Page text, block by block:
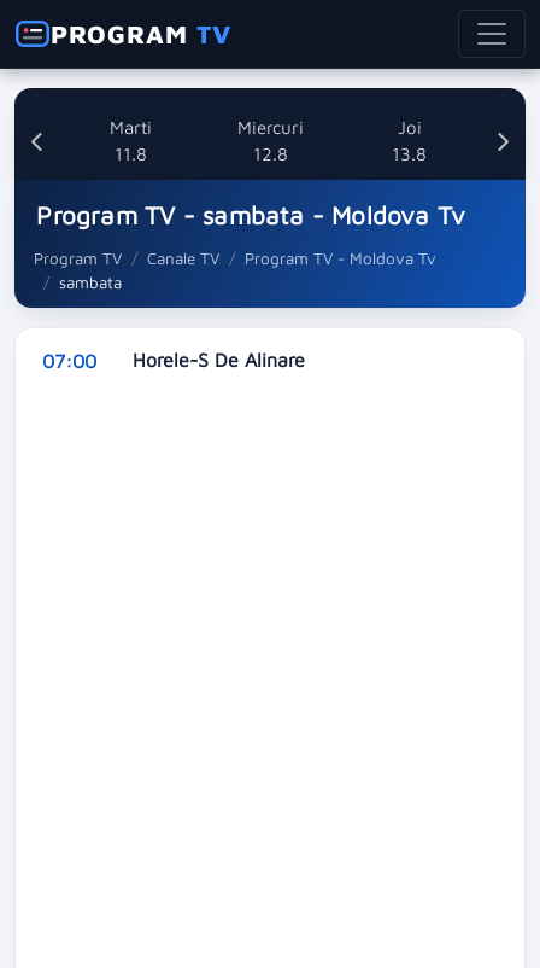
PROGRAMTV
Marti
11.8
Miercuri
12.8
Joi
13.8
Program TV - sambata - Moldova Tv
Program TV Canale TV
Program TV - Moldova Tv
sambata
07:00 Horele-S De Alinare